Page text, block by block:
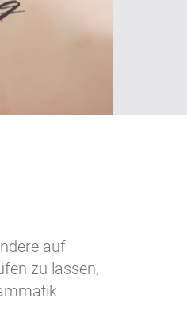
auf
zu lassen,